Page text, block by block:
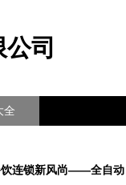
司
全
饮连锁新风尚——全自动